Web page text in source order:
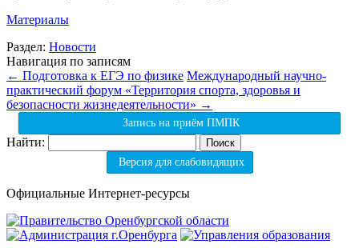
Материалы
Раздел: Новости
Навигация по записям
← Подготовка к ЕГЭ по физике Международный научно-
практический форум «Территория спорта, здоровья и
безопасности жизнедеятельности» →
Запись на приём ПМПК
Найти:
Версия для слабовидящих
Официальные Интернет-ресурсы